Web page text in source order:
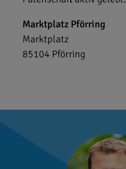
Marktplatz Pförring
Marktplatz
85104 Pförring